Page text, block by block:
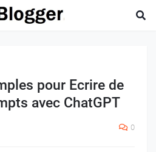
pour Ecrire de
avec ChatGPT
0